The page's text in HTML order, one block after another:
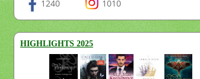
1240 1010
HIGHLIGHTS 2025